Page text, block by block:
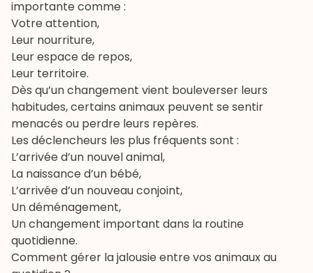
importante comme :
Votre attention,
Leur nourriture,
Leur espace de repos,
Leur territoire.
Dès qu’un changement vient bouleverser leurs
habitudes, certains animaux peuvent se sentir
menacés ou perdre leurs repères.
Les déclencheurs les plus fréquents sont :
L’arrivée d’un nouvel animal,
La naissance d’un bébé,
L’arrivée d’un nouveau conjoint,
Un déménagement,
Un changement important dans la routine
quotidienne.
Comment gérer la jalousie entre vos animaux au